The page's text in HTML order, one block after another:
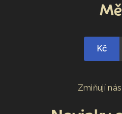
Kč
Zmiňují